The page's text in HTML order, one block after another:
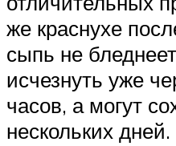
же краснухе
сыпь не
исчезнуть уже
часов, а могут
нескольких